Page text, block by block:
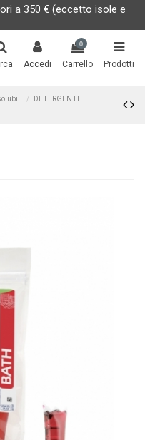
a 350 € (eccetto isole e
Accedi
0
Carrello Prodotti
DETERGENTE